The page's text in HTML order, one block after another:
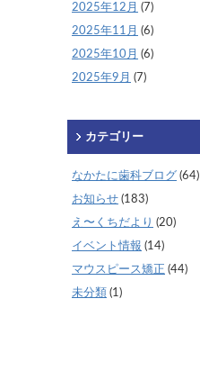
2025年12月 (7)
2025年11月 (6)
2025年10月 (6)
2025年9月 (7)
カテゴリー
なかたに歯科ブログ (64)
お知らせ (183)
え〜くちだより (20)
イベント情報 (14)
マウスピース矯正 (44)
未分類 (1)